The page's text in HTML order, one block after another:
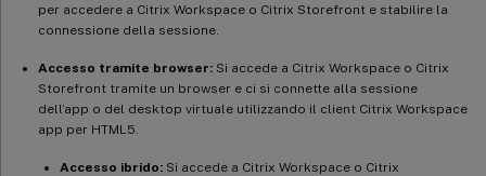
per accedere a Citrix Workspace o Citrix Storefront e stabilire la
connessione della sessione.
Accesso tramite browser: Si accede a Citrix Workspace o Citrix
Storefront tramite un browser e ci si connette alla sessione
dell’app o del desktop virtuale utilizzando il client Citrix Workspace
app per HTML5.
Accesso ibrido: Si accede a Citrix Workspace o Citrix